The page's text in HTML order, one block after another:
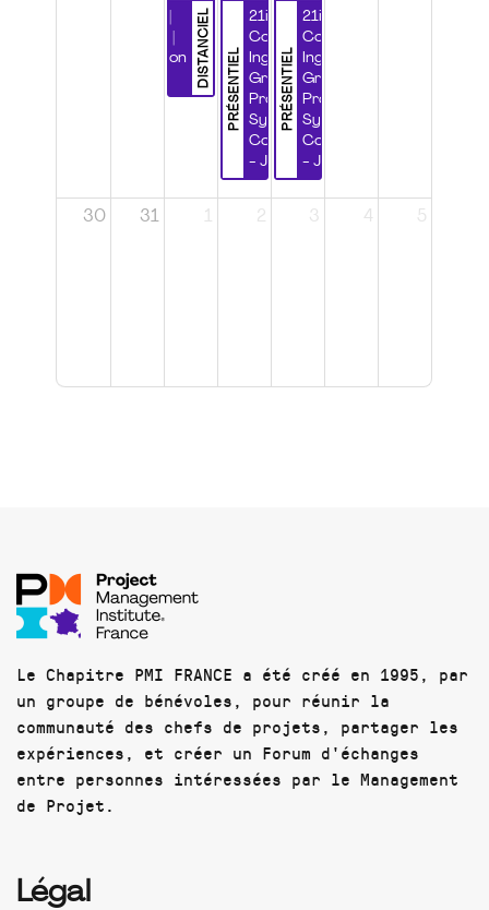
DISTANCIEL
Certification
PRÉSENTIEL
21ième
Congrès
Ingénierie
Grands
Projets et
Systèmes
Complexes
- Jour 1
PRÉSENTIEL
21ième
Congrès
Ingénierie
Grands
Projets et
Systèmes
Complexes
- Jour 2
30 31 1 2 3 4 5
Le Chapitre PMI FRANCE a été créé en 1995, par
un groupe de bénévoles, pour réunir la
communauté des chefs de projets, partager les
expériences, et créer un Forum d'échanges
entre personnes intéressées par le Management
de Projet.
Légal